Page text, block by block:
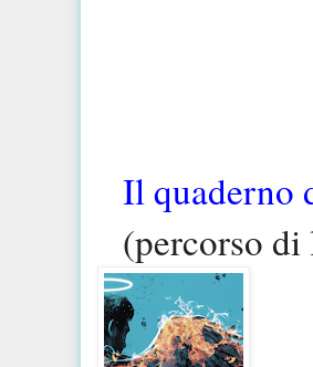
Il quaderno
(percorso